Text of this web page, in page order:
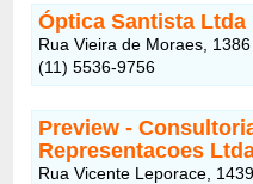
Óptica Santista Ltda
Rua Vieira de Moraes,
(11) 5536-9756
Preview -
Representacoes
Rua Vicente Leporace,